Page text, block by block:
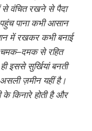
वंचित रखने से पैदा
पाना कभी आसान
में रखकर कभी बनाई
चमक–दमक से रहित
इससे सुर्खियां बनती
असली ज़मीन यहीं है।
के किनारे होती है और